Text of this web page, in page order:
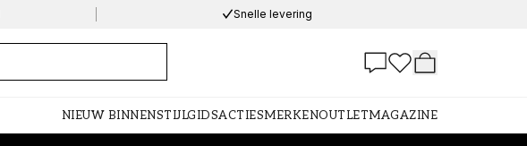
Snelle levering
NIEUW BINNENSTIJLGIDSACTIESMERKENOUTLETMAGAZINE